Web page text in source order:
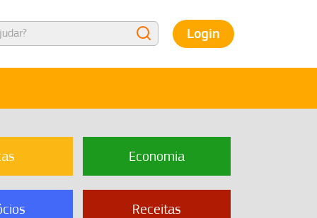
Login
Economia
Receitas